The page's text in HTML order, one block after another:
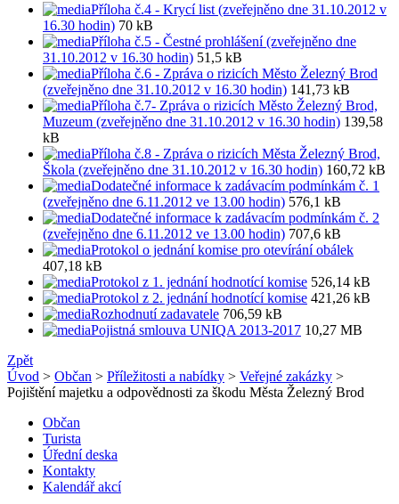
Příloha č.4 - Krycí list (zveřejněno dne 31.10.2012 v
16.30 hodin) 70 kB
Příloha č.5 - Čestné prohlášení (zveřejněno dne
31.10.2012 v 16.30 hodin) 51,5 kB
Příloha č.6 - Zpráva o rizicích Město Železný Brod
(zveřejněno dne 31.10.2012 v 16.30 hodin) 141,73 kB
Příloha č.7- Zpráva o rizicích Město Železný Brod,
Muzeum (zveřejněno dne 31.10.2012 v 16.30 hodin) 139,58
kB
Příloha č.8 - Zpráva o rizicích Města Železný Brod,
Škola (zveřejněno dne 31.10.2012 v 16.30 hodin) 160,72 kB
Dodatečné informace k zadávacím podmínkám č. 1
(zveřejněno dne 6.11.2012 ve 13.00 hodin) 576,1 kB
Dodatečné informace k zadávacím podmínkám č. 2
(zveřejněno dne 6.11.2012 ve 13.00 hodin) 707,6 kB
Protokol o jednání komise pro otevírání obálek
407,18 kB
Protokol z 1. jednání hodnotící komise 526,14 kB
Protokol z 2. jednání hodnotící komise 421,26 kB
Rozhodnutí zadavatele 706,59 kB
Pojistná smlouva UNIQA 2013-2017 10,27 MB
Zpět
Úvod > Občan > Příležitosti a nabídky > Veřejné zakázky >
Pojištění majetku a odpovědnosti za škodu Města Železný Brod
Občan
Turista
Úřední deska
Kontakty
Kalendář akcí